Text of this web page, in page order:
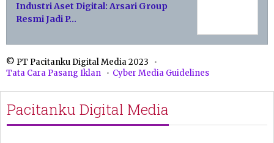
Industri Aset Digital: Arsari Group
Resmi Jadi P…
© PT Pacitanku Digital Media 2023
Tata Cara Pasang Iklan
Cyber Media Guidelines
Pacitanku Digital Media